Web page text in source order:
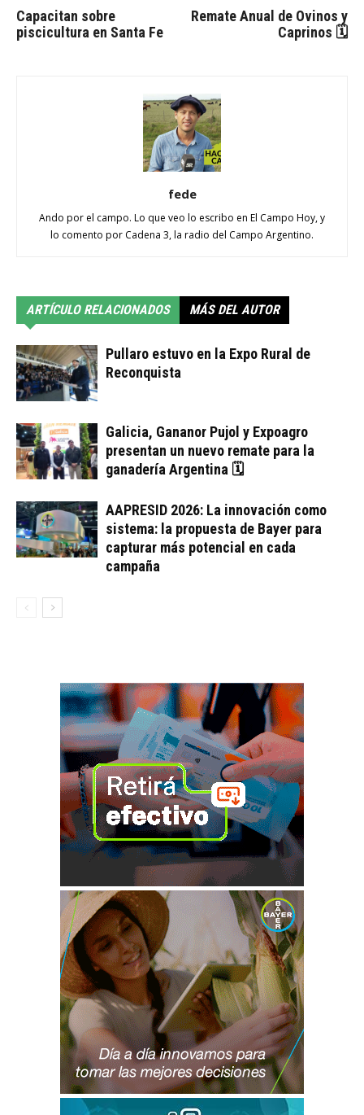
Capacitan sobre
piscicultura en Santa Fe
Remate Anual de Ovinos y
Caprinos 🗓
fede
Ando por el campo. Lo que veo lo escribo en El Campo Hoy, y
lo comento por Cadena 3, la radio del Campo Argentino.
ARTÍCULO RELACIONADOS MÁS DEL AUTOR
Pullaro estuvo en la Expo Rural de
Reconquista
Galicia, Gananor Pujol y Expoagro
presentan un nuevo remate para la
ganadería Argentina 🗓
AAPRESID 2026: La innovación como
sistema: la propuesta de Bayer para
capturar más potencial en cada
campaña